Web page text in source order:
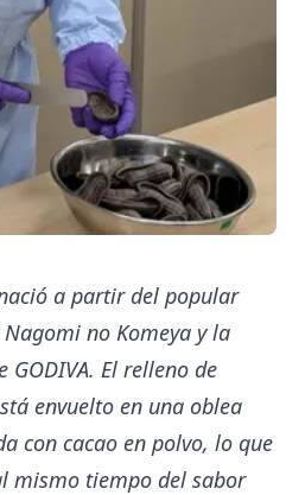
a partir del popular
no Komeya y la
GODIVA. El relleno de
envuelto en una oblea
con cacao en polvo, lo que
mismo tiempo del sabor